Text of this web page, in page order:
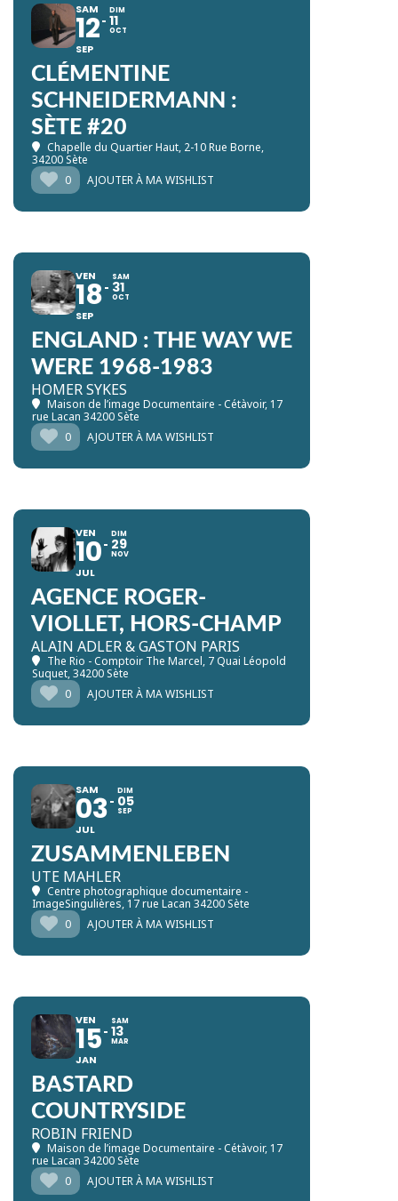
SAM
12
SEP
DIM
11
OCT
CLÉMENTINE
SCHNEIDERMANN :
SÈTE #20
Chapelle du Quartier Haut, 2-10 Rue Borne,
34200 Sète
0
AJOUTER À MA WISHLIST
VEN
18
SEP
SAM
31
OCT
ENGLAND : THE WAY WE
WERE 1968-1983
HOMER SYKES
Maison de l’image Documentaire - Cétàvoir, 17
rue Lacan 34200 Sète
0
AJOUTER À MA WISHLIST
VEN
10
JUL
DIM
29
NOV
AGENCE ROGER-
VIOLLET, HORS-CHAMP
ALAIN ADLER & GASTON PARIS
The Rio - Comptoir The Marcel, 7 Quai Léopold
Suquet, 34200 Sète
0
AJOUTER À MA WISHLIST
SAM
03
JUL
DIM
05
SEP
ZUSAMMENLEBEN
UTE MAHLER
Centre photographique documentaire -
ImageSingulières, 17 rue Lacan 34200 Sète
0
AJOUTER À MA WISHLIST
VEN
15
JAN
SAM
13
MAR
BASTARD
COUNTRYSIDE
ROBIN FRIEND
Maison de l’image Documentaire - Cétàvoir, 17
rue Lacan 34200 Sète
0
AJOUTER À MA WISHLIST